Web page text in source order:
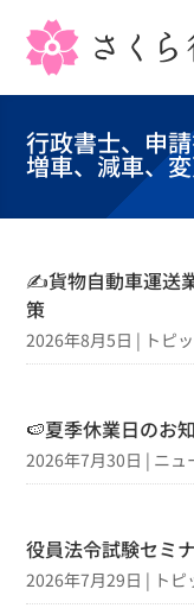
行政書士、申
増車、減車、
✍貨物自動車運送
策
2026年8月5日 | トピ
🍉夏季休業日のお
2026年7月30日 | ニュ
役員法令試験セミ
2026年7月29日 | トピ